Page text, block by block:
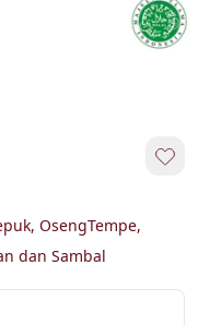
OsengTempe,
dan Sambal